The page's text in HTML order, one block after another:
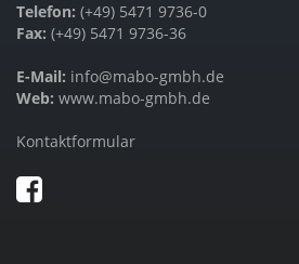
Telefon: (+49) 5471 9736-0
Fax: (+49) 5471 9736-36
E-Mail: info@mabo-gmbh.de
Web: www.mabo-gmbh.de
Kontaktformular